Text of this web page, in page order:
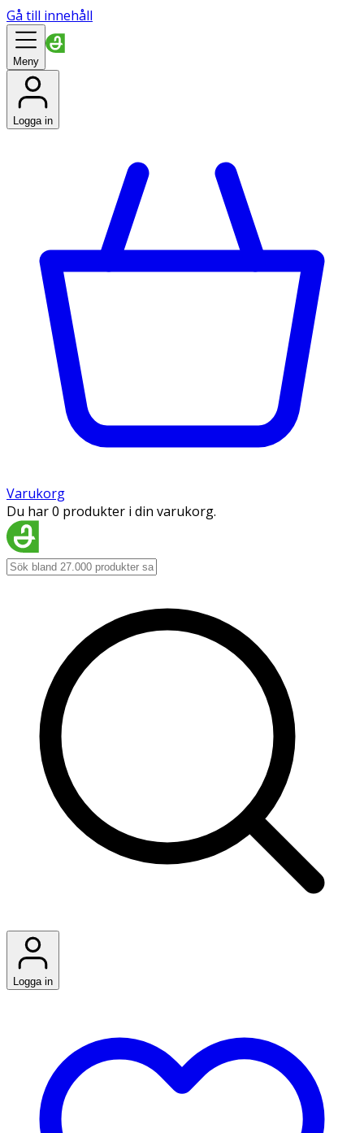
Gå till innehåll
Meny
Logga in
Varukorg
Du har 0 produkter i din varukorg.
Logga in